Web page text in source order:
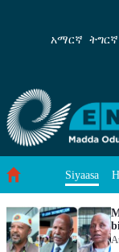
አማርኛ ትግርኛ
Siyaasa
Saayinsii fi